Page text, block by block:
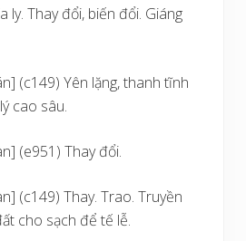
ly. Thay đổi, biến đổi. Giáng
(c149) Yên lặng, thanh tĩnh
cao sâu.
(e951) Thay đổi.
(c149) Thay. Trao. Truyền
cho sạch để tế lễ.